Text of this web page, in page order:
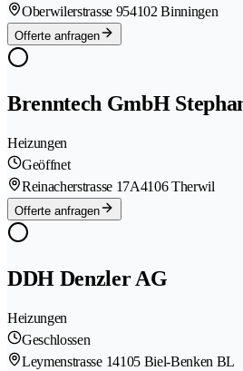
Oberwilerstrasse 954102 Binningen
Offerte anfragen
Brenntech GmbH
Heizungen
Geöffnet
Reinacherstrasse 17A4106 Therwil
Offerte anfragen
DDH Denzler AG
Heizungen
Geschlossen
Leymenstrasse 14105 Biel-Benken BL